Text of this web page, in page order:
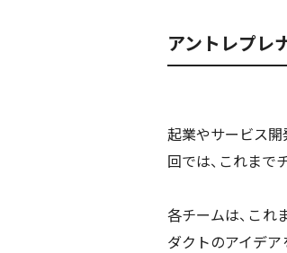
アントレプレ
起業やサービス開
回では、これまで
各チームは、これ
ダクトのアイデ